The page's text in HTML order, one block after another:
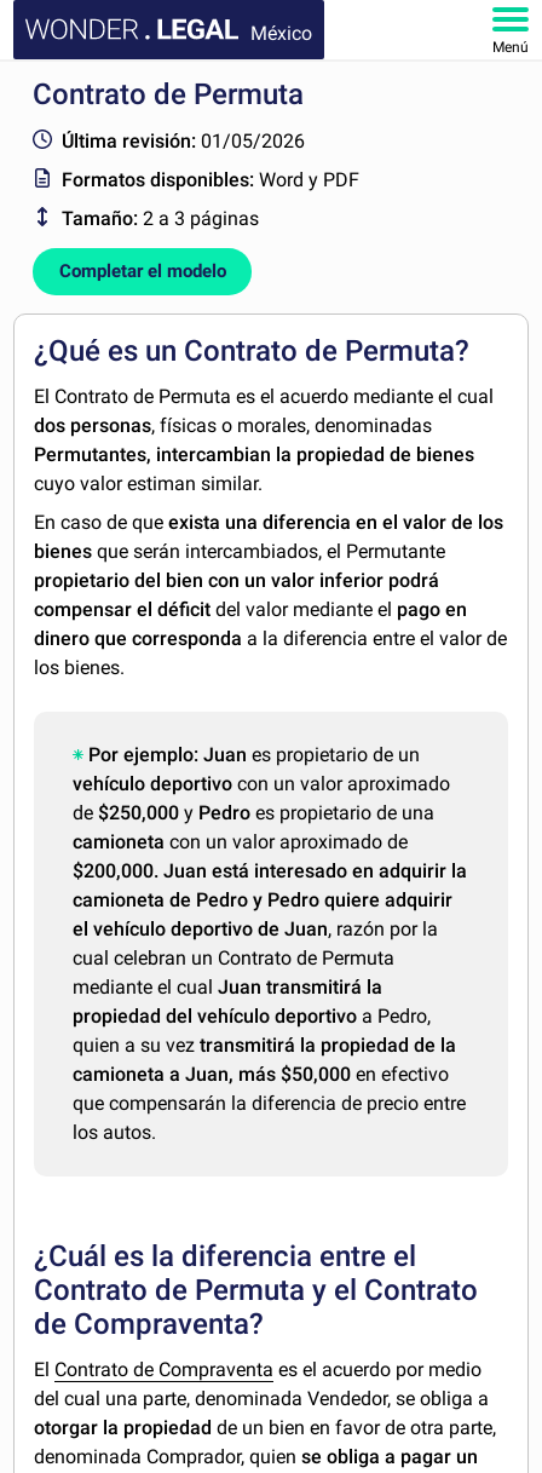
México
Menú
INICIO
DOCUMENTOS
FAQ
MI CUENTA
Contrato de Permuta
Última revisión: 01/05/2026
Formatos disponibles:Word y PDF
Tamaño: 2 a 3 páginas
Completar el modelo
¿Qué es un Contrato de Permuta?
El Contrato de Permuta es el acuerdo mediante el cual
dos personas, físicas o morales, denominadas
Permutantes, intercambian la propiedad de bienes
cuyo valor estiman similar.
En caso de queexista una diferencia en el valor de los
bienes que serán intercambiados, el Permutante
propietario del bien con un valor inferior podrá
compensar el déficitdel valor mediante el pago en
dinero que corresponda a la diferencia entre el valor de
los bienes.
Por ejemplo: Juanes propietario de un
vehículo deportivo con un valor aproximado
de $250,000 y Pedro es propietario de una
camioneta con un valor aproximado de
$200,000.Juan está interesado en adquirir la
camioneta de Pedro y Pedro quiere adquirir
el vehículo deportivo de Juan, razón por la
cual celebran un Contrato de Permuta
mediante el cualJuan transmitirá la
propiedad del vehículo deportivo a Pedro,
quien a su veztransmitirá la propiedad de la
camioneta a Juan, más $50,000en efectivo
que compensarán la diferencia de precio entre
los autos.
¿Cuál es la diferencia entre el
Contrato de Permuta y el Contrato
de Compraventa?
El Contrato de Compraventa es el acuerdo por medio
del cual una parte, denominada Vendedor, se obliga a
otorgar la propiedadde un bien en favor de otra parte,
denominada Comprador, quiense obliga a pagar un